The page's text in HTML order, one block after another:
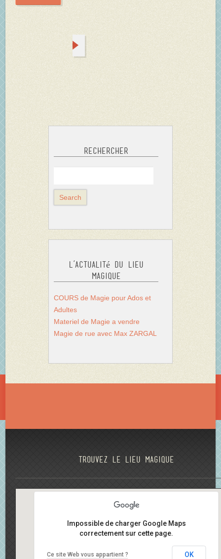
Rechercher
L’actualité du Lieu
Magique
COURS de Magie pour Ados et
Adultes
Materiel de Magie a vendre
Magie de rue avec Max ZARGAL
Trouvez le lieu magique
Impossible de charger Google Maps
correctement sur cette page.
Ce site Web vous appartient ? OK